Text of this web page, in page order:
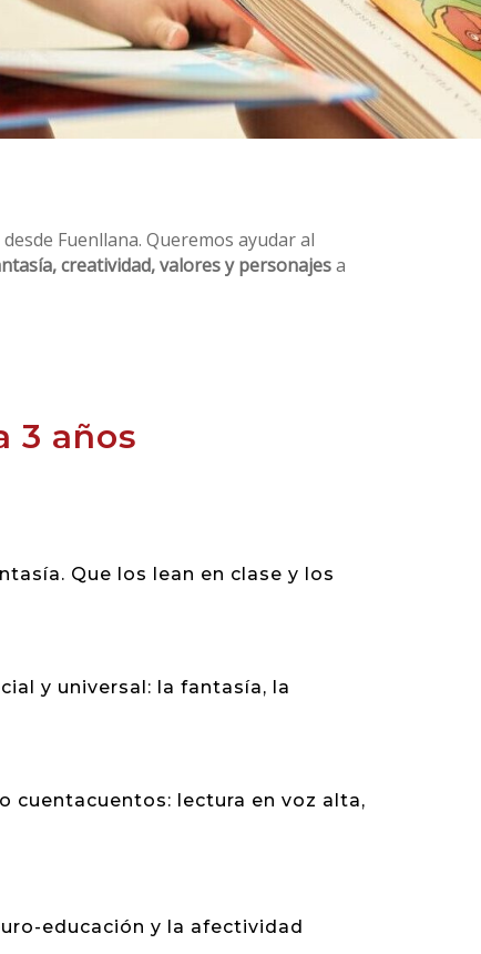
Fuenllana. Queremos ayudar al
creatividad, valores y personajesa
3 años
Que los lean en clase y los
y universal: la fantasía, la
cuentacuentos: lectura en voz alta,
educación y la afectividad